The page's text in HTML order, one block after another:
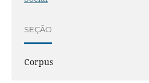
SEÇÃO
Corpus